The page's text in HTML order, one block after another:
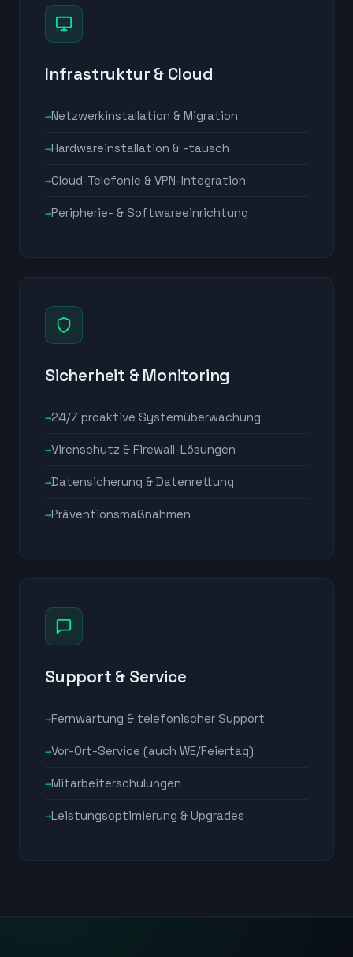
Infrastruktur & Cloud
Netzwerkinstallation & Migration
Hardwareinstallation & -tausch
Cloud-Telefonie & VPN-Integration
Peripherie- & Softwareeinrichtung
Sicherheit & Monitoring
24/7 proaktive Systemüberwachung
Virenschutz & Firewall-Lösungen
Datensicherung & Datenrettung
Präventionsmaßnahmen
Support & Service
Fernwartung & telefonischer Support
Vor-Ort-Service (auch WE/Feiertag)
Mitarbeiterschulungen
Leistungsoptimierung & Upgrades